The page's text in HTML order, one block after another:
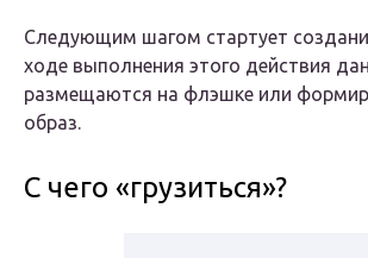
Следующим шагом стартует
ходе выполнения этого действия
размещаются на флэшке или
образ.
C чего «грузиться»?